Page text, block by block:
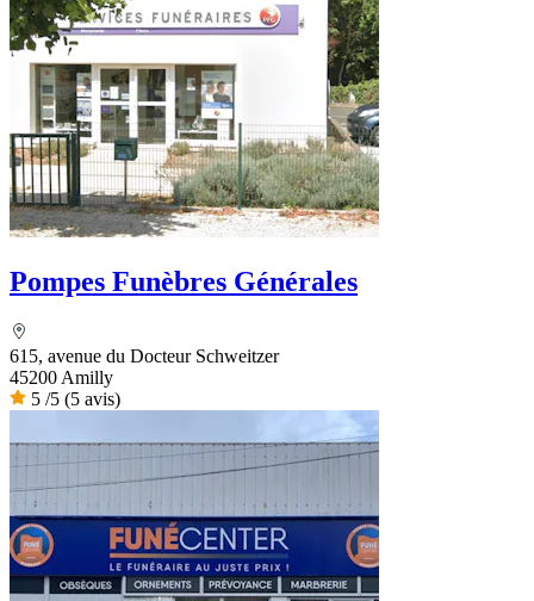
Pompes Funèbres Générales
615, avenue du Docteur Schweitzer
45200 Amilly
5 /5 (5 avis)